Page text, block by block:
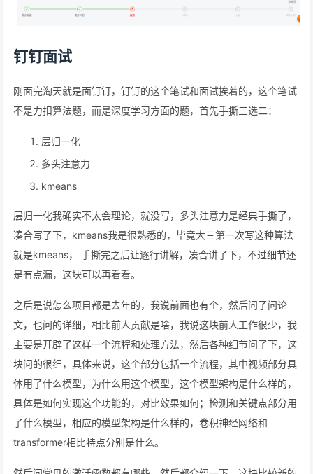
钉钉面试
刚面完淘天就是面钉钉，钉钉的这个笔试和面试挨着的，这个笔试
不是力扣算法题，而是深度学习方面的题，首先手撕三选二：
层归一化
多头注意力
kmeans
层归一化我确实不太会理论，就没写，多头注意力是经典手撕了，
凑合写了下，kmeans我是很熟悉的，毕竟大三第一次写这种算法
就是kmeans， 手撕完之后让逐行讲解，凑合讲了下，不过细节还
是有点漏，这块可以再看看。
之后是说怎么项目都是去年的，我说前面也有个，然后问了问论
文，也问的详细，相比前人贡献是啥，我说这块前人工作很少，我
主要是开辟了这样一个流程和处理方法，然后各种细节问了下，这
块问的很细，具体来说，这个部分包括一个流程，其中视频部分具
体用了什么模型，为什么用这个模型，这个模型架构是什么样的，
具体是如何实现这个功能的，对比效果如何；检测和关键点部分用
了什么模型，相应的模型架构是什么样的，卷积神经网络和
transformer相比特点分别是什么。